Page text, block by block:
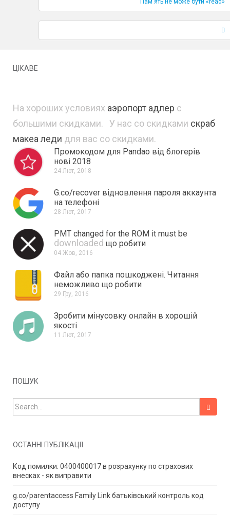
Пам'ять не може бути «read»
ЦІКАВЕ
На хороших условиях аэропорт адлер с
большими скидками. У нас со скидками скраб
макеа леди для вас со скидками.
Промокодом для Pandao від блогерів
нові 2018
24 Лют, 2018
G.co/recover відновлення пароля аккаунта
на телефоні
28 Лют, 2017
PMT changed for the ROM it must be
downloaded що робити
04 Жов, 2016
Файл або папка пошкоджені. Читання
неможливо що робити
29 Гру, 2016
Зробити мінусовку онлайн в хорошій
якості
11 Лют, 2017
ПОШУК
Search for:
ОСТАННІ ПУБЛІКАЦІЇ
Код помилки: 0400400017 в розрахунку по страхових
внесках - як виправити
g.co/parentaccess Family Link батьківський контроль код
доступу